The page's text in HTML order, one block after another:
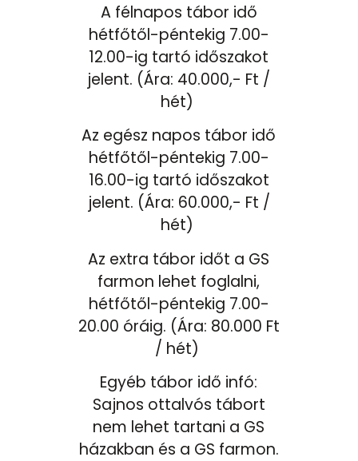
A félnapos tábor idő
hétfőtől-péntekig 7.00-
12.00-ig tartó időszakot
jelent. (Ára: 40.000,- Ft /
hét)
Az egész napos tábor idő
hétfőtől-péntekig 7.00-
16.00-ig tartó időszakot
jelent. (Ára: 60.000,- Ft /
hét)
Az extra tábor időt a GS
farmon lehet foglalni,
hétfőtől-péntekig 7.00-
20.00 óráig. (Ára: 80.000 Ft
/ hét)
Egyéb tábor idő infó:
Sajnos ottalvós tábort
nem lehet tartani a GS
házakban és a GS farmon.